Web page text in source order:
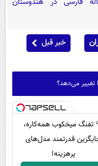
خبر قبل
تغییر می‌دهد؟
تفنگ میخکوب همه‌کاره،
قدرتمند مدل‌های
پرهزینه!